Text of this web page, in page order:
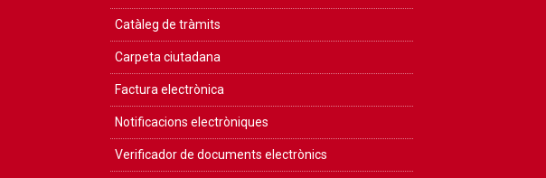
Catàleg de tràmits
Carpeta ciutadana
Factura electrònica
Notificacions electròniques
Verificador de documents electrònics